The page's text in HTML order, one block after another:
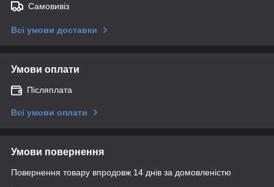
Самовивіз
Всі умови доставки
Умови оплати
Післяплата
Всі умови оплати
Умови повернення
Повернення товару впродовж 14 днів за домовленістю